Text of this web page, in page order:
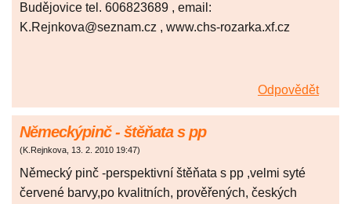
Budějovice tel. 606823689 , email:
K.Rejnkova@seznam.cz , www.chs-rozarka.xf.cz
Odpovědět
Německýpinč - štěňata s pp
(K.Rejnkova, 13. 2. 2010 19:47)
Německý pinč -perspektivní štěňata s pp ,velmi syté
červené barvy,po kvalitních, prověřených, českých